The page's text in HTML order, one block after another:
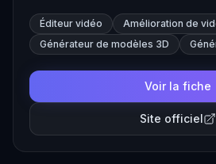
workflows by handling complex
capture, lighting, and composition,
Éditeur vidéo Amélioration de
Générateur de modèles 3D
Voir la fiche
Site officiel